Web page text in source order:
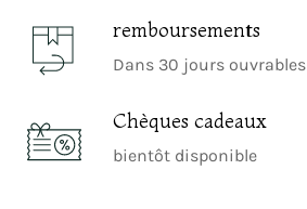
remboursements
Dans 30 jours ouvrables
Chèques cadeaux
bientôt disponible